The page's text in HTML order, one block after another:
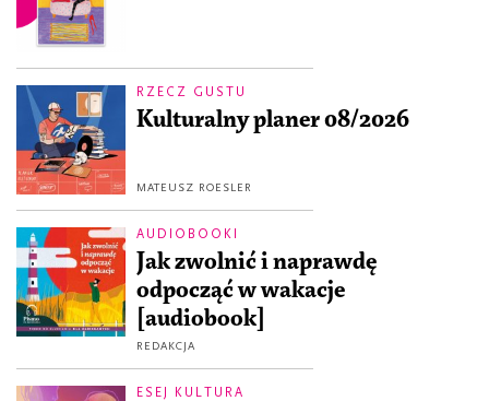
RZECZ GUSTU
Kulturalny planer 08/2026
MATEUSZ ROESLER
AUDIOBOOKI
Jak zwolnić i naprawdę
odpocząć w wakacje
[audiobook]
REDAKCJA
ESEJ KULTURA